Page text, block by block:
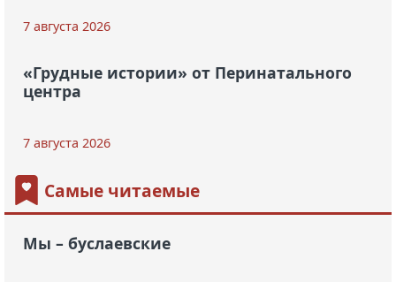
7 августа 2026
«Грудные истории» от Перинатального
центра
7 августа 2026
Самые читаемые
Мы – буслаевские